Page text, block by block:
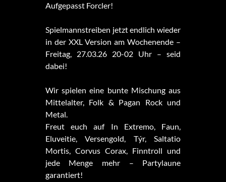
Aufgepasst Forcler!
Spielmannstreiben jetzt endlich wieder
in der XXL Version am Wochenende –
Freitag, 27.03.26 20-02 Uhr – seid
dabei!
Wir spielen eine bunte Mischung aus
Mittelalter, Folk & Pagan Rock und
Metal.
Freut euch auf In Extremo, Faun,
Eluveitie, Versengold, Týr, Saltatio
Mortis, Corvus Corax, Finntroll und
jede Menge mehr – Partylaune
garantiert!